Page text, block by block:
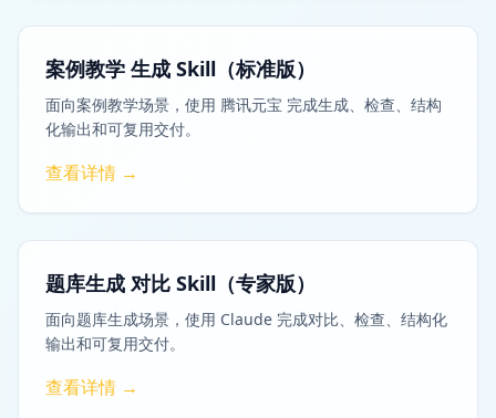
案例教学 生成 Skill（标准版）
面向案例教学场景，使用 腾讯元宝 完成生成、检查、结构
化输出和可复用交付。
查看详情 →
题库生成 对比 Skill（专家版）
面向题库生成场景，使用 Claude 完成对比、检查、结构化
输出和可复用交付。
查看详情 →